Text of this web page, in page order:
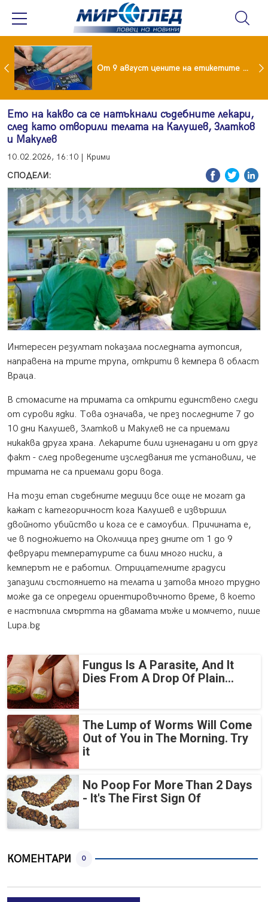
Проект за изграждане на 13-етажна "мегаджамия" разгневи жителите на Лондон От 9 август цените на етикетите само в евро
Ето на какво са се натъкнали съдебните лекари,
след като отворили телата на Калушев, Златков
и Макулев
10.02.2026, 16:10 | Крими
СПОДЕЛИ:
Интересен резултат показала последната аутопсия,
направена на трите трупа, открити в кемпера в област
Враца.
В стомасите на тримата са открити единствено следи
от сурови ядки. Това означава, че през последните 7 до
10 дни Калушев, Златков и Макулев не са приемали
никаква друга храна. Лекарите били изненадани и от друг
факт - след проведените изследвания те установили, че
тримата не са приемали дори вода.
На този етап съдебните медици все още не могат да
кажат с категоричност кога Калушев е извършил
двойното убийство и кога се е самоубил. Причината е,
че в подножието на Околчица през дните от 1 до 9
февруари температурите са били много ниски, а
кемперът не е работил. Отрицателните градуси
запазили състоянието на телата и затова много трудно
може да се определи ориентировъчното време, в което
е настъпила смъртта на двамата мъже и момчето, пише
Lupa.bg
Fungus Is A Parasite, And It
Dies From A Drop Of Plain...
The Lump of Worms Will Come
Out of You in The Morning. Try
it
No Poop For More Than 2 Days
- It's The First Sign Of
КОМЕНТАРИ 0